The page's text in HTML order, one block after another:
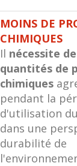
MOINS DE
CHIMIQUES
Il nécessite
quantités de
chimiques
pendant la
d'utilisation
dans une
durabilité de